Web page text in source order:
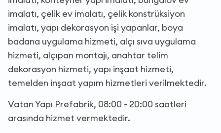
imalatı, çelik ev imalatı, çelik konstrüksiyon
imalatı, yapı dekorasyon işi yapanlar, boya
badana uygulama hizmeti, alçı sıva uygulama
hizmeti, alçıpan montajı, anahtar telim
dekorasyon hizmeti, yapı inşaat hizmeti,
temelden inşaat yapım hizmetleri verilmektedir.
Vatan Yapı Prefabrik, 08:00 - 20:00 saatleri
arasında hizmet vermektedir.